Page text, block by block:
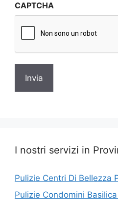
privacy
CAPTCHA
I nostri servizi in
Pulizie Centri Di Bellezza
Pulizie Condomini